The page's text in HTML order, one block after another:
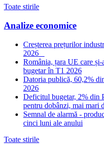
Toate stirile
Analize economice
Creșterea prețurilor
2026
România, țara UE care
bugetar în T1 2026
Datoria publică, 60,2%
2026
Deficitul bugetar, 2% din
pentru dobânzi, mai mari
Semnal de alarmă -
cinci luni ale anului
Toate stirile